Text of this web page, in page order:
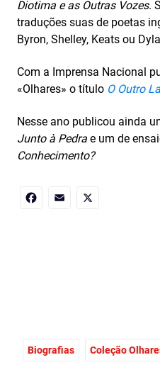
Diotima e as Outras Vozes.
traduções suas de poetas
Byron, Shelley, Keats ou
Com a Imprensa Nacional
«Olhares» o título O Outro
Nesse ano publicou ainda
Junto à Pedra e um de
Conhecimento?
Biografias Coleção